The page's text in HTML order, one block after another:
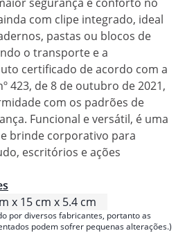
com clipe integrado, ideal
pastas ou blocos de
o transporte e a
certificado de acordo com a
423, de 8 de outubro de 2021,
com os padrões de
Funcional e versátil, é uma
brinde corporativo para
escritórios e ações
x 15 cm x 5.4 cm
por diversos fabricantes, portanto as
podem sofrer pequenas alterações.)